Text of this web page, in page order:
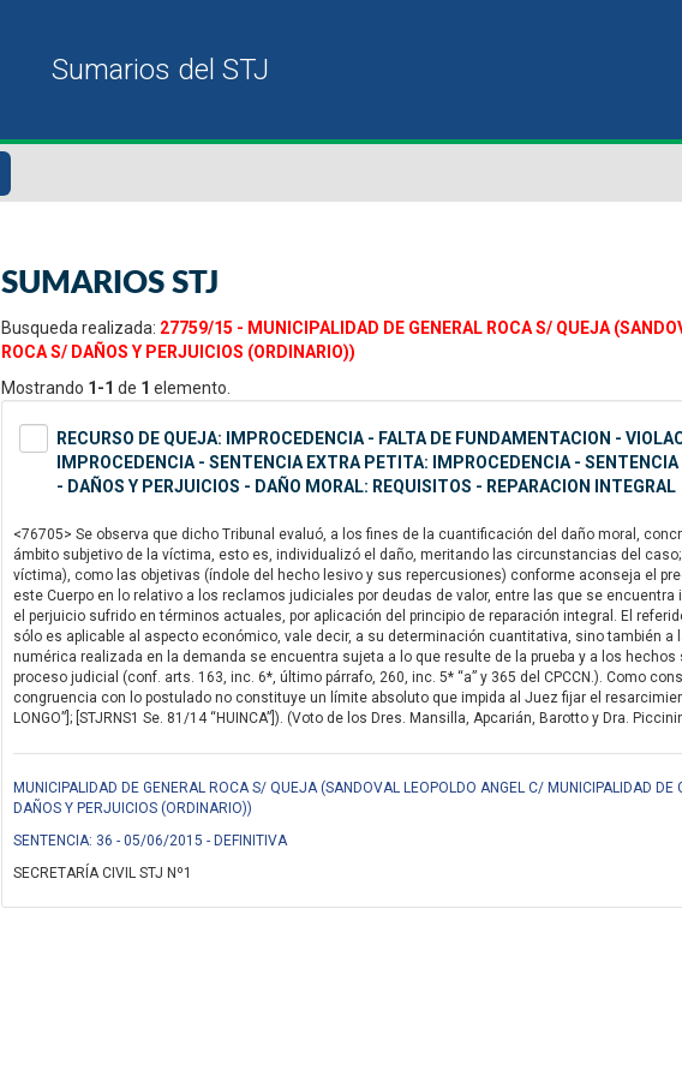
SUMARIOS STJ
Busqueda realizada: 27759/15 - MUNICIPALIDAD DE GENERAL ROCA S/ QUEJA
ROCA S/ DAÑOS Y PERJUICIOS (ORDINARIO))
Mostrando 1-1 de 1 elemento.
RECURSO DE QUEJA: IMPROCEDENCIA - FALTA DE FUNDAMENTACION -
IMPROCEDENCIA - SENTENCIA EXTRA PETITA: IMPROCEDENCIA -
- DAÑOS Y PERJUICIOS - DAÑO MORAL: REQUISITOS - REPARACION INTEGRAL
<76705> Se observa que dicho Tribunal evaluó, a los fines de la cuantificación del daño moral,
ámbito subjetivo de la víctima, esto es, individualizó el daño, meritando las circunstancias del
víctima), como las objetivas (índole del hecho lesivo y sus repercusiones) conforme aconseja el
este Cuerpo en lo relativo a los reclamos judiciales por deudas de valor, entre las que se
el perjuicio sufrido en términos actuales, por aplicación del principio de reparación integral. El
sólo es aplicable al aspecto económico, vale decir, a su determinación cuantitativa, sino también
numérica realizada en la demanda se encuentra sujeta a lo que resulte de la prueba y a los
proceso judicial (conf. arts. 163, inc. 6*, último párrafo, 260, inc. 5* “a” y 365 del CPCCN.). Como
congruencia con lo postulado no constituye un límite absoluto que impida al Juez fijar el
LONGO”]; [STJRNS1 Se. 81/14 “HUINCA”]). (Voto de los Dres. Mansilla, Apcarián, Barotto y Dra.
MUNICIPALIDAD DE GENERAL ROCA S/ QUEJA (SANDOVAL LEOPOLDO ANGEL C/ MUNICIPALIDAD DE
DAÑOS Y PERJUICIOS (ORDINARIO))
SENTENCIA: 36 - 05/06/2015 - DEFINITIVA
SECRETARÍA CIVIL STJ Nº1